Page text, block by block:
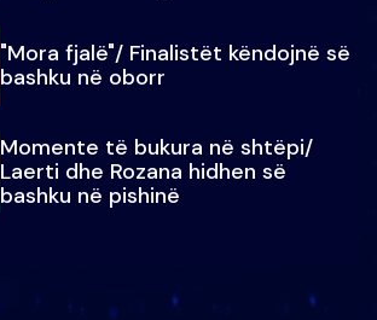
"Mora fjalë"/ Finalistët këndojnë së
bashku në oborr
Momente të bukura në shtëpi/
Laerti dhe Rozana hidhen së
bashku në pishinë